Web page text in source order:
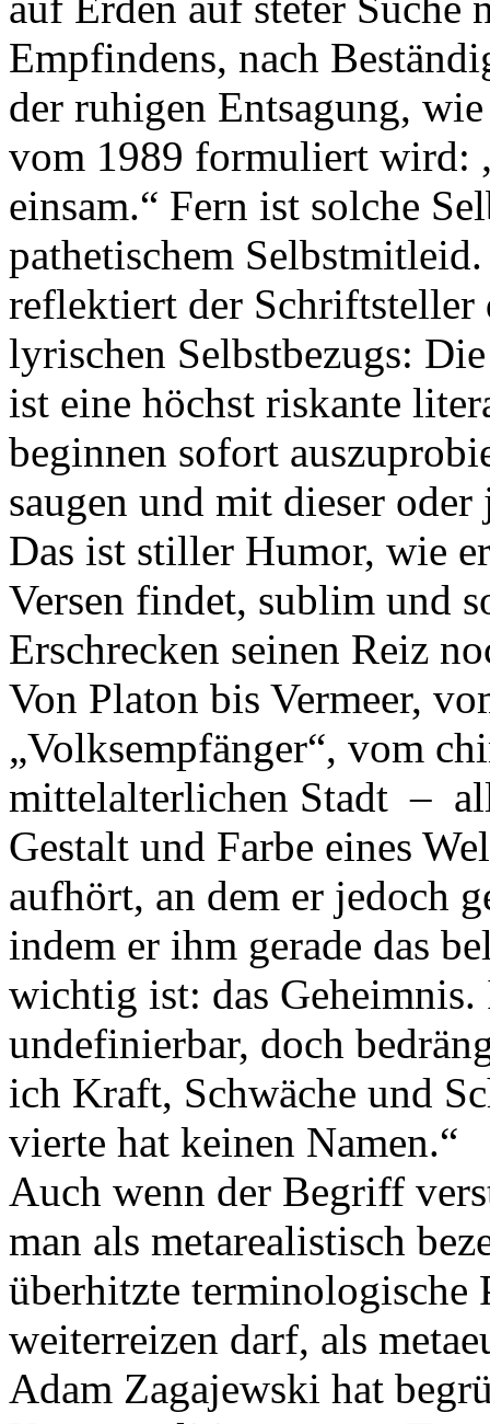
Empfindens, nach
der ruhigen Entsagung,
vom 1989 formuliert wird:
einsam.“ Fern ist solche
pathetischem
reflektiert der Schriftsteller
lyrischen Selbstbezugs:
ist eine höchst riskante
beginnen sofort
saugen und mit dieser
Das ist stiller Humor, wie
Versen findet, sublim und
Erschrecken seinen Reiz
Von Platon bis Vermeer,
„Volksempfänger“, vom
mittelalterlichen Stadt –
Gestalt und Farbe eines
aufhört, an dem er jedoch
indem er ihm gerade das
wichtig ist: das
undefinierbar, doch
ich Kraft, Schwäche und
vierte hat keinen Namen.“
Auch wenn der Begriff
man als metarealistisch
überhitzte terminologische
weiterreizen darf, als
Adam Zagajewski hat